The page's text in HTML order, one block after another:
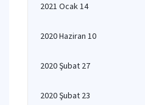
2021 Ocak 14
2020 Haziran 10
2020 Şubat 27
2020 Şubat 23